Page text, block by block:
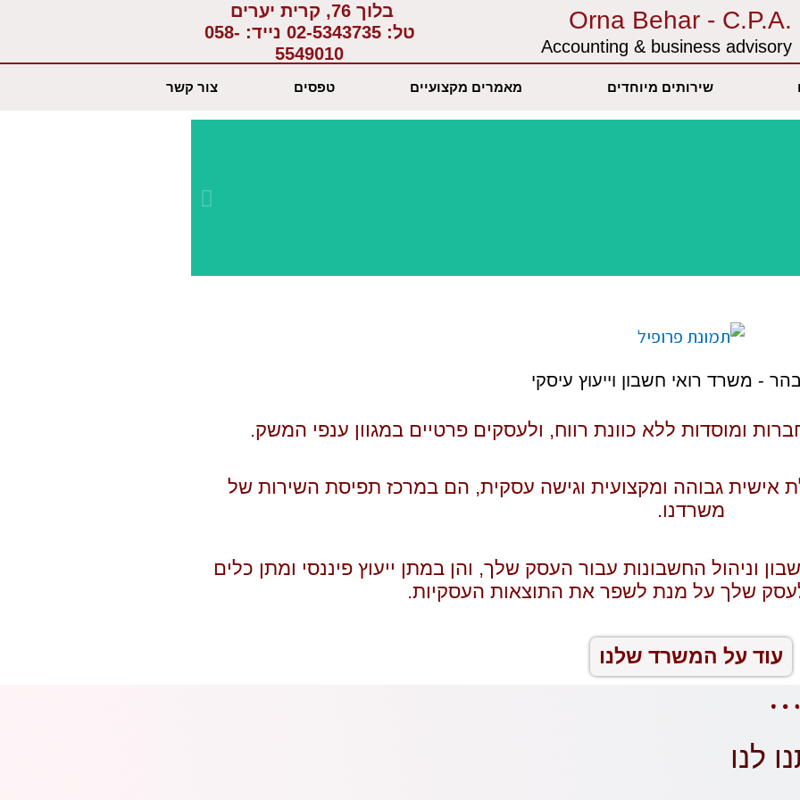
.Orna Behar - C.P.A
Accounting & business advisory‏
בלוך 76, קרית יערים
טל:02-5343735 נייד: 058-
5549010
שירותים מיוחדים מאמרים מקצועיים טפסים צור קשר
- משרד רואי חשבון וייעוץ עיסקי
ומוסדות ללא כוונת רווח, ולעסקים פרטיים במגוון ענפי המשק.
אישית גבוהה ומקצועית וגישה עסקית, הם במרכז תפיסת השירות של
משרדנו.
וניהול החשבונות עבור העסק שלך, והן במתן ייעוץ פיננסי ומתן כלים
שלך על מנת לשפר את התוצאות העסקיות.
עוד על המשרד שלנו
לנו